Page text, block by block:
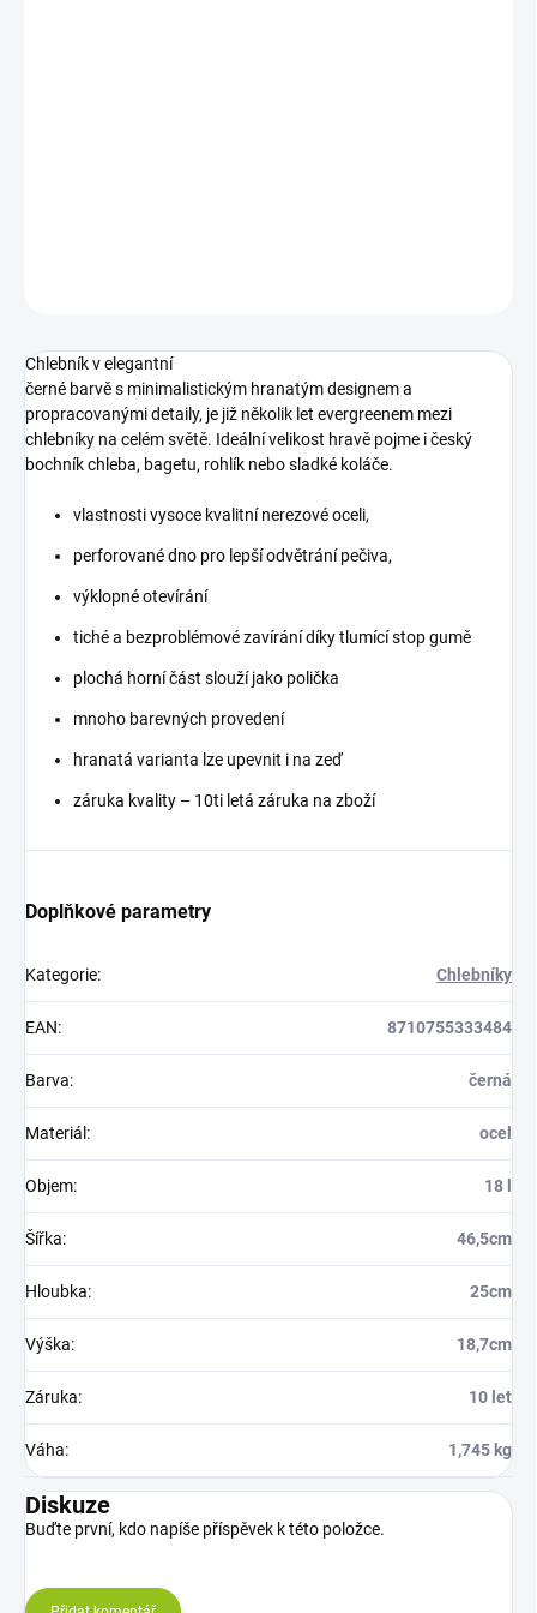
Chlebník v elegantní
černé barvě s minimalistickým hranatým designem a
propracovanými detaily, je již několik let evergreenem mezi
chlebníky na celém světě. Ideální velikost hravě pojme i český
bochník chleba, bagetu, rohlík nebo sladké koláče.
vlastnosti vysoce kvalitní nerezové oceli,
perforované dno pro lepší odvětrání pečiva,
výklopné otevírání
tiché a bezproblémové zavírání díky tlumící stop gumě
plochá horní část slouží jako polička
mnoho barevných provedení
hranatá varianta lze upevnit i na zeď
záruka kvality – 10ti letá záruka na zboží
Doplňkové parametry
Kategorie: Chlebníky
EAN: 8710755333484
Barva: černá
Materiál : ocel
Objem: 18 l
Šířka: 46,5cm
Hloubka: 25cm
Výška: 18,7cm
Záruka: 10 let
Váha: 1,745 kg
Diskuze
Buďte první, kdo napíše příspěvek k této položce.